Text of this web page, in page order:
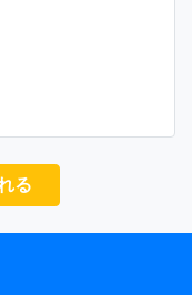
る